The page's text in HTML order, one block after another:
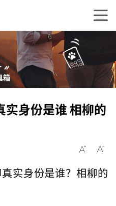
实身份是谁 相柳的
实身份是谁？相柳的